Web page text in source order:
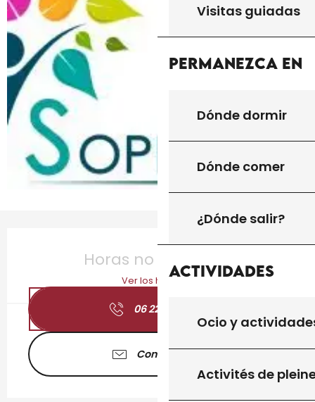
Visitas guiadas
Permanezca en
Dónde dormir
Dónde comer
¿Dónde salir?
Actividades
Ocio y
Activités de
Horas no resueltas
Ver los horarios
06 22 93 35
Contáctenos